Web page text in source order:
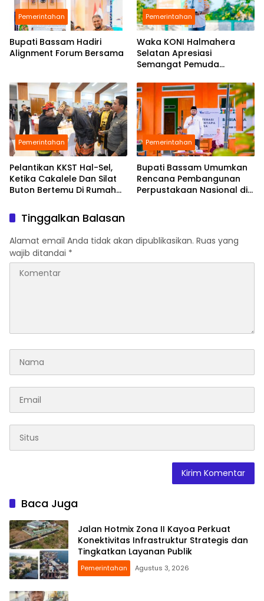
Pemerintahan
Bupati Bassam Hadiri
Alignment Forum Bersama
Pemerintahan
Waka KONI Halmahera
Selatan Apresiasi
Semangat Pemuda
Sepak Bola di Tengah
Efisiensi Anggaran
Pemerintahan
Pelantikan KKST Hal-Sel,
Ketika Cakalele Dan Silat
Buton Bertemu Di Rumah
Pemerintahan
Bupati Bassam Umumkan
Rencana Pembangunan
Perpustakaan Nasional di
Tinggalkan Balasan
Alamat email Anda tidak akan dipublikasikan. Ruas yang
wajib ditandai *
Baca Juga
Jalan Hotmix Zona II Kayoa Perkuat
Konektivitas Infrastruktur Strategis dan
Tingkatkan Layanan Publik
Pemerintahan Agustus 3, 2026